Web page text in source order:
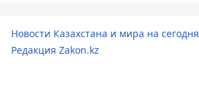
Новости Казахстана и мира на сегодня
Редакция Zakon.kz